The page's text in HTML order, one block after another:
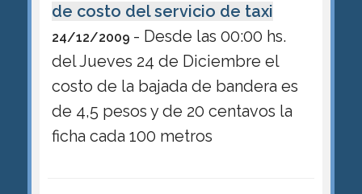
de costo del servicio de taxi
24/12/2009 - Desde las 00:00 hs.
del Jueves 24 de Diciembre el
costo de la bajada de bandera es
de 4,5 pesos y de 20 centavos la
ficha cada 100 metros